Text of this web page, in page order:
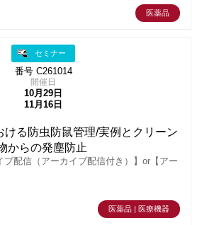
医薬品
セミナー
番号 C261014
開催日
10月29日
11月16日
ける防虫防鼠管理/実例とクリーン
からの発塵防止
ブ配信（アーカイブ配信付き）】or【アー
医薬品 | 医療機器